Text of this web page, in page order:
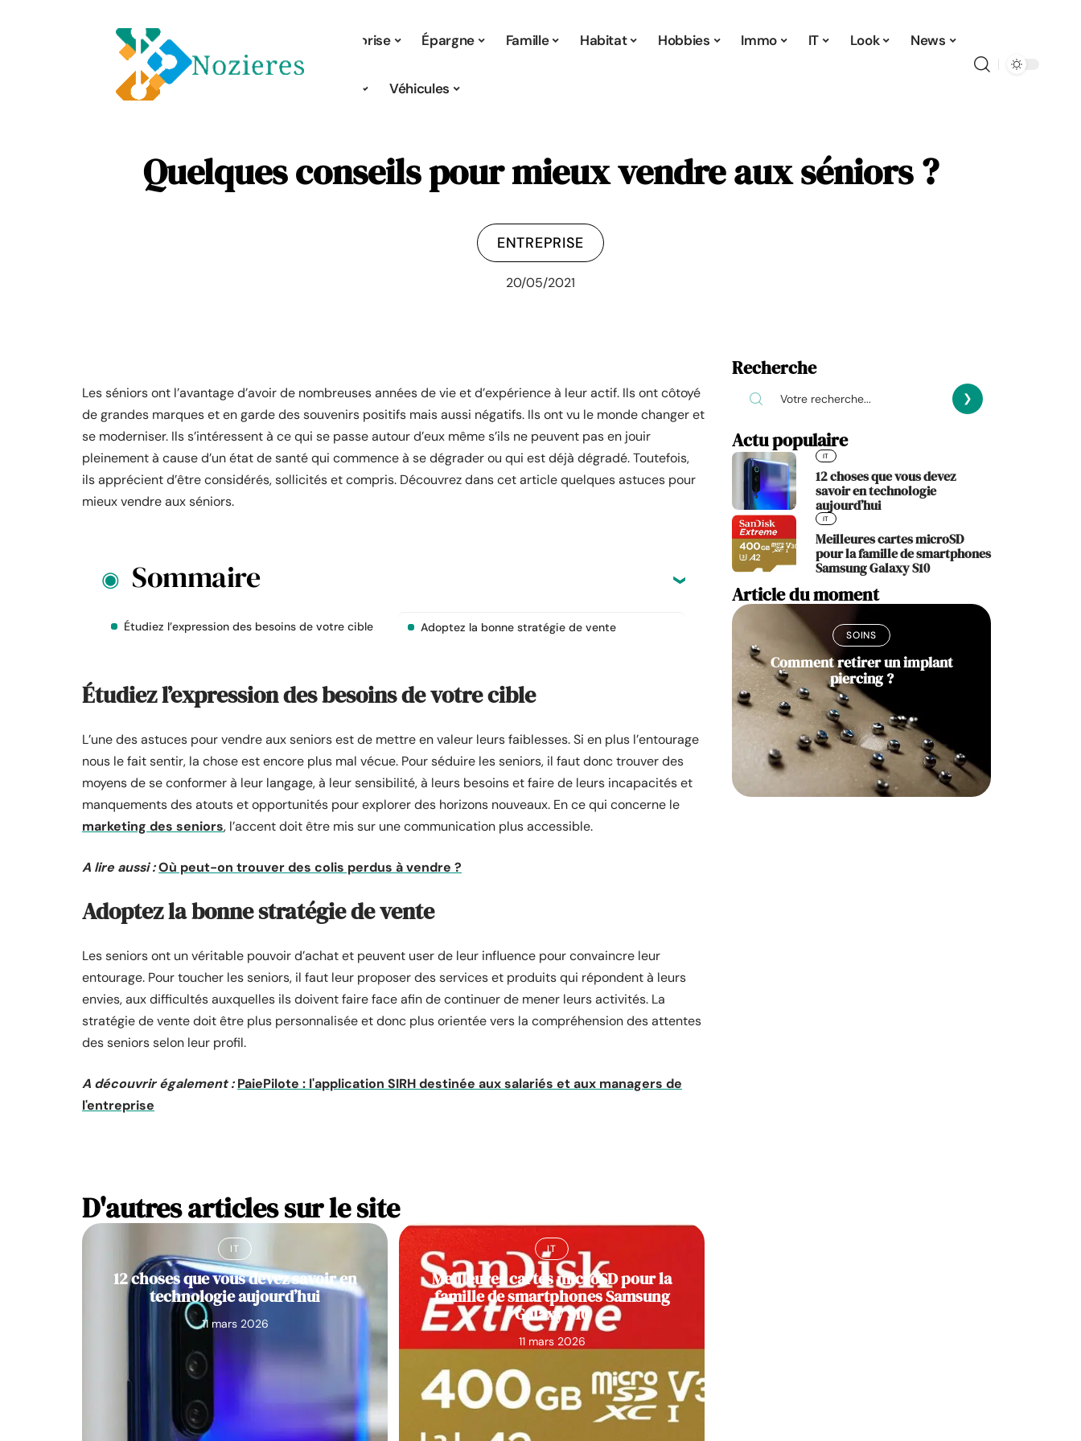
Entreprise Épargne Famille Habitat Hobbies Immo IT Look News
Véhicules
Quelques conseils pour mieux vendre aux séniors ?
ENTREPRISE
20/05/2021
Les séniors ont l’avantage d’avoir de nombreuses années de vie et d’expérience à leur actif. Ils ont côtoyé
de grandes marques et en garde des souvenirs positifs mais aussi négatifs. Ils ont vu le monde changer et
se moderniser. Ils s’intéressent à ce qui se passe autour d’eux même s’ils ne peuvent pas en jouir
pleinement à cause d’un état de santé qui commence à se dégrader ou qui est déjà dégradé. Toutefois,
ils apprécient d’être considérés, sollicités et compris. Découvrez dans cet article quelques astuces pour
mieux vendre aux séniors.
Sommaire
Étudiez l’expression des besoins de votre cible Adoptez la bonne stratégie de vente
Étudiez l’expression des besoins de votre cible
L’une des astuces pour vendre aux seniors est de mettre en valeur leurs faiblesses. Si en plus l’entourage
nous le fait sentir, la chose est encore plus mal vécue. Pour séduire les seniors, il faut donc trouver des
moyens de se conformer à leur langage, à leur sensibilité, à leurs besoins et faire de leurs incapacités et
manquements des atouts et opportunités pour explorer des horizons nouveaux. En ce qui concerne le
marketing des seniors, l’accent doit être mis sur une communication plus accessible.
A lire aussi :Où peut-on trouver des colis perdus à vendre ?
Adoptez la bonne stratégie de vente
Les seniors ont un véritable pouvoir d’achat et peuvent user de leur influence pour convaincre leur
entourage. Pour toucher les seniors, il faut leur proposer des services et produits qui répondent à leurs
envies, aux difficultés auxquelles ils doivent faire face afin de continuer de mener leurs activités. La
stratégie de vente doit être plus personnalisée et donc plus orientée vers la compréhension des attentes
des seniors selon leur profil.
A découvrir également : PaiePilote : l'application SIRH destinée aux salariés et aux managers de
l'entreprise
D'autres articles sur le site
IT
12 choses que vous devez savoir en
technologie aujourd’hui
11 mars 2026
IT
Meilleures cartes microSD pour la
famille de smartphones Samsung
Galaxy S10
11 mars 2026
Recherche
Actu populaire
IT
12 choses que vous devez
savoir en technologie
aujourd’hui
IT
Meilleures cartes microSD
pour la famille de smartphones
Samsung Galaxy S10
Article du moment
SOINS
Comment retirer un implant
piercing ?